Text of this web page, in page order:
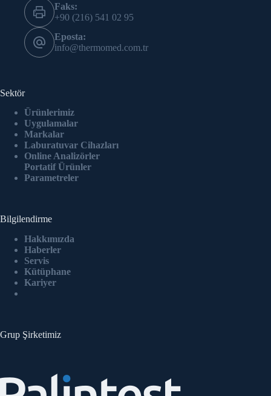
Faks:
+90 (216) 541 02 95
Eposta:
info@thermomed.com.tr
Sektör
Ürünlerimiz
Uygulamalar
Markalar
Laburatuvar Cihazları
Online Analizörler
Portatif Ürünler
Parametreler
Bilgilendirme
Hakkımızda
Haberler
Servis
Kütüphane
Kariyer
Grup Şirketimiz